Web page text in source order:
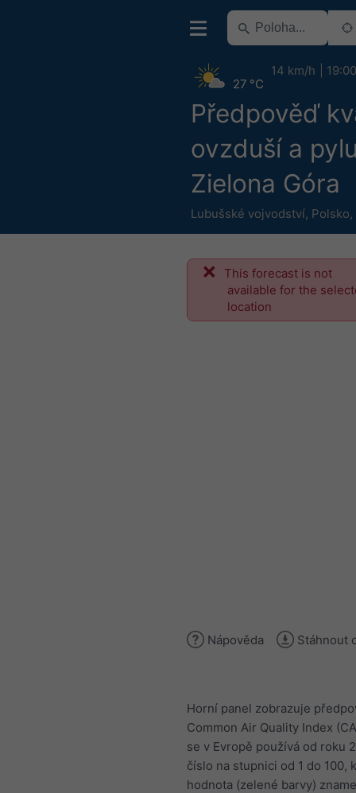
Předpověď
ovzduší a
Zielona Góra
Lubušské vojvodství, Polsko,
27 °C
14 km/h 19:00
This forecast is not
available for the
location
Nápověda Stáhnout
Horní panel zobrazuje
Common Air Quality Index
se v Evropě používá od roku
číslo na stupnici od 1 do 100,
hodnota (zelené barvy)